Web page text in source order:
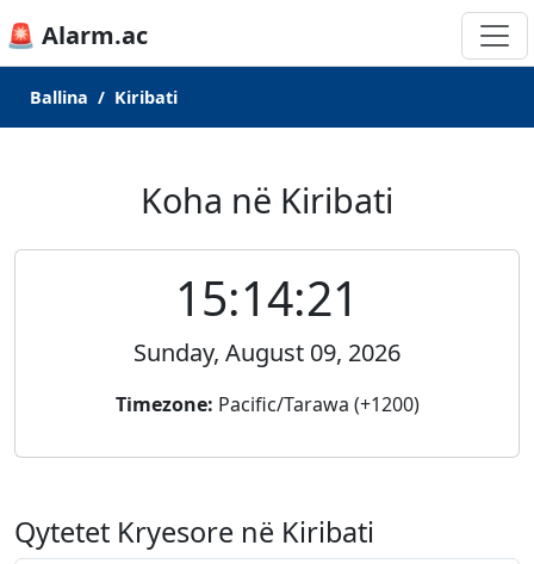
🚨 Alarm.ac
Ballina Kiribati
Koha në Kiribati
15:14:21
Sunday, August 09, 2026
Timezone: Pacific/Tarawa (+1200)
Qytetet Kryesore në Kiribati